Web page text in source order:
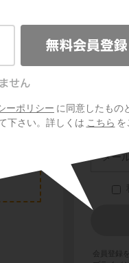
ーポリシー に同意したもの
下さい。詳しくは こちら を
会員登録